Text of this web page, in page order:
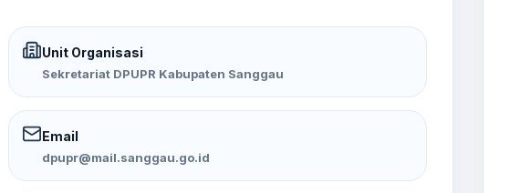
Unit Organisasi
Sekretariat DPUPR Kabupaten Sanggau
Email
dpupr@mail.sanggau.go.id